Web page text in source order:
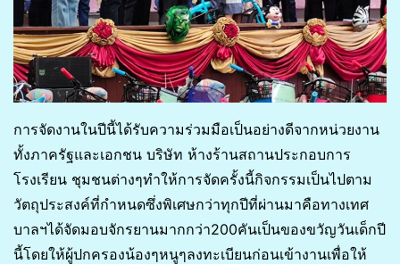
การจัดงานในปีนี้ได้รับความร่วมมือเป็นอย่างดีจากหน่วยงาน
ทั้งภาครัฐและเอกชน บริษัท ห้างร้านสถานประกอบการ
โรงเรียน ชุมชนต่างๆทำให้การจัดครั้งนี้กิจกรรมเป็นไปตาม
วัตถุประสงค์ที่กำหนดซึ่งพิเศษกว่าทุกปีที่ผ่านมาคือทางเทศ
บาลฯได้จัดมอบจักรยานมากกว่า200คันเป็นของขวัญวันเด็กปี
นี้โดยให้ผู้ปกครองน้องๆหนูๆลงทะเบียนก่อนเข้างานเพื่อให้